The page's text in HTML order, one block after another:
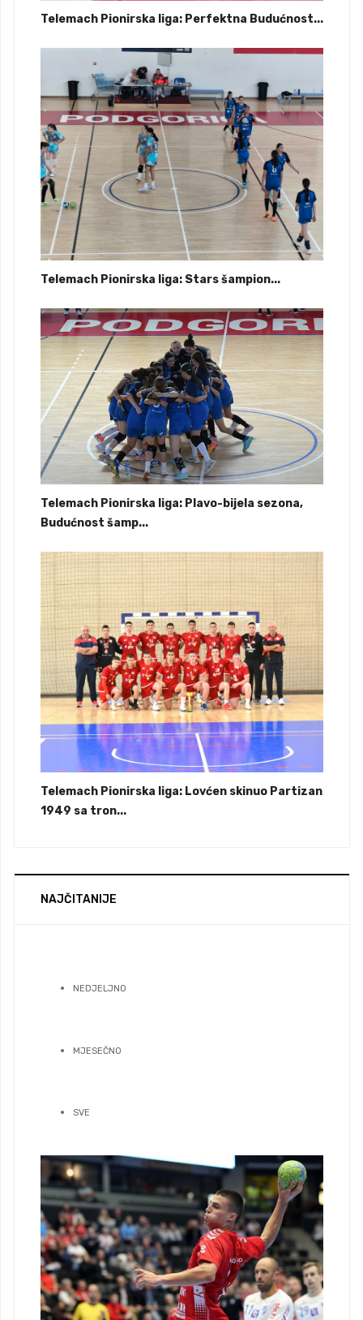
Telemach Pionirska liga: Perfektna Budućnost...
Telemach Pionirska liga: Stars šampion...
Telemach Pionirska liga: Plavo-bijela sezona,
Budućnost šamp...
Telemach Pionirska liga: Lovćen skinuo Partizan
1949 sa tron...
NAJČITANIJE
NEDJELJNO
MJESEČNO
SVE